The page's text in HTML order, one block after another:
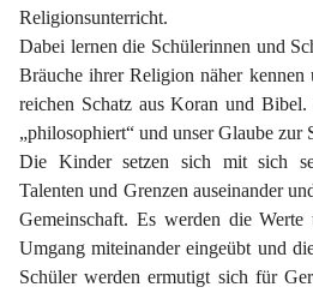
Religionsunterricht.
Dabei lernen die Schülerinnen und
Bräuche ihrer Religion näher kennen
reichen Schatz aus Koran und
„philosophiert“ und unser Glaube zur
Die Kinder setzen sich mit sich
Talenten und Grenzen auseinander
Gemeinschaft. Es werden die Werte
Umgang miteinander eingeübt und
Schüler werden ermutigt sich für